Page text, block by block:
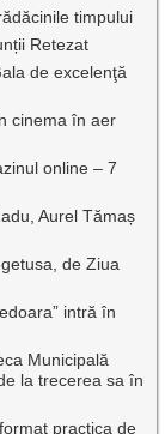
timpului
Retezat
de excelenţă
cinema în aer
online – 7
Aurel Tămaș
de Ziua
intră în
Municipală
la trecerea sa în
practica de